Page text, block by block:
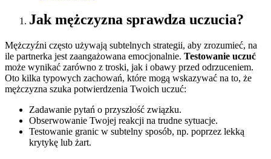
Jak mężczyzna sprawdza uczucia?
Mężczyźni często używają subtelnych strategii, aby zrozumieć, na
ile partnerka jest zaangażowana emocjonalnie. Testowanie uczuć
może wynikać zarówno z troski, jak i obawy przed odrzuceniem.
Oto kilka typowych zachowań, które mogą wskazywać na to, że
mężczyzna szuka potwierdzenia Twoich uczuć:
Zadawanie pytań o przyszłość związku.
Obserwowanie Twojej reakcji na trudne sytuacje.
Testowanie granic w subtelny sposób, np. poprzez lekką
krytykę lub żart.